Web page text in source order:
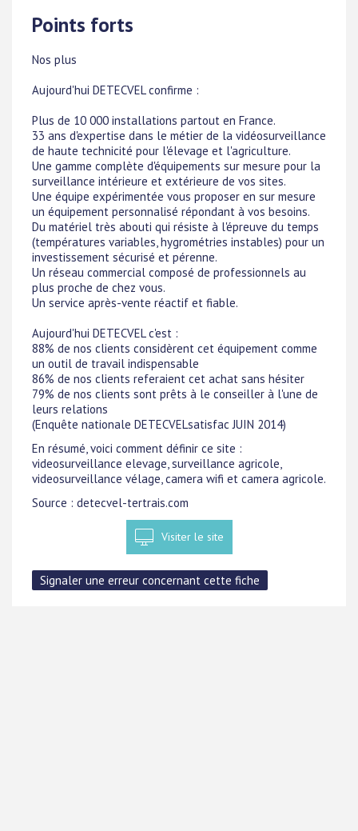
Points forts
Nos plus
Aujourd'hui DETECVEL confirme :
Plus de 10 000 installations partout en France.
33 ans d'expertise dans le métier de la vidéosurveillance
de haute technicité pour l'élevage et l'agriculture.
Une gamme complète d'équipements sur mesure pour la
surveillance intérieure et extérieure de vos sites.
Une équipe expérimentée vous proposer en sur mesure
un équipement personnalisé répondant à vos besoins.
Du matériel très abouti qui résiste à l'épreuve du temps
(températures variables, hygrométries instables) pour un
investissement sécurisé et pérenne.
Un réseau commercial composé de professionnels au
plus proche de chez vous.
Un service après-vente réactif et fiable.
Aujourd'hui DETECVEL c'est :
88% de nos clients considèrent cet équipement comme
un outil de travail indispensable
86% de nos clients referaient cet achat sans hésiter
79% de nos clients sont prêts à le conseiller à l'une de
leurs relations
(Enquête nationale DETECVELsatisfac JUIN 2014)
En résumé, voici comment définir ce site :
videosurveillance elevage, surveillance agricole,
videosurveillance vélage, camera wifi et camera agricole.
Source : detecvel-tertrais.com
Visiter le site